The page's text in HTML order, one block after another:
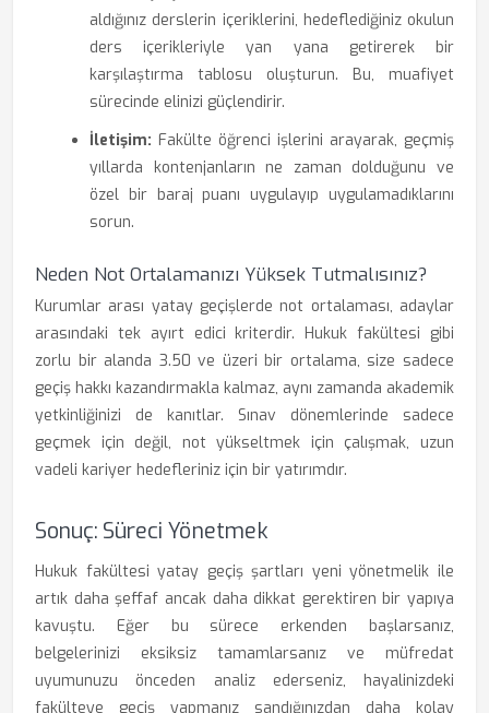
aldığınız derslerin içeriklerini, hedeflediğiniz okulun
ders içerikleriyle yan yana getirerek bir
karşılaştırma tablosu oluşturun. Bu, muafiyet
sürecinde elinizi güçlendirir.
İletişim: Fakülte öğrenci işlerini arayarak, geçmiş
yıllarda kontenjanların ne zaman dolduğunu ve
özel bir baraj puanı uygulayıp uygulamadıklarını
sorun.
Neden Not Ortalamanızı Yüksek Tutmalısınız?
Kurumlar arası yatay geçişlerde not ortalaması, adaylar
arasındaki tek ayırt edici kriterdir. Hukuk fakültesi gibi
zorlu bir alanda 3.50 ve üzeri bir ortalama, size sadece
geçiş hakkı kazandırmakla kalmaz, aynı zamanda akademik
yetkinliğinizi de kanıtlar. Sınav dönemlerinde sadece
geçmek için değil, not yükseltmek için çalışmak, uzun
vadeli kariyer hedefleriniz için bir yatırımdır.
Sonuç: Süreci Yönetmek
Hukuk fakültesi yatay geçiş şartları yeni yönetmelik ile
artık daha şeffaf ancak daha dikkat gerektiren bir yapıya
kavuştu. Eğer bu sürece erkenden başlarsanız,
belgelerinizi eksiksiz tamamlarsanız ve müfredat
uyumunuzu önceden analiz ederseniz, hayalinizdeki
fakülteye geçiş yapmanız sandığınızdan daha kolay